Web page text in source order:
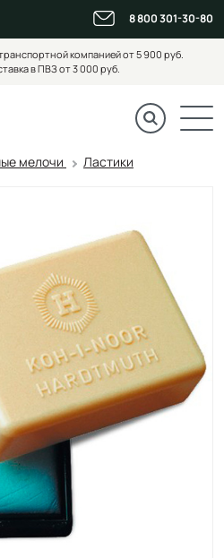
8 800 301-30-80
компанией от 5 900 руб.
в ПВЗ от 3 000 руб.
мелочи Ластики